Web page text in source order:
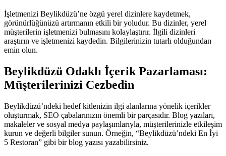
İşletmenizi Beylikdüzü’ne özgü yerel dizinlere kaydetmek,
görünürlüğünüzü artırmanın etkili bir yoludur. Bu dizinler, yerel
müşterilerin işletmenizi bulmasını kolaylaştırır. İlgili dizinleri
araştırın ve işletmenizi kaydedin. Bilgilerinizin tutarlı olduğundan
emin olun.
Beylikdüzü Odaklı İçerik Pazarlaması:
Müşterilerinizi Cezbedin
Beylikdüzü’ndeki hedef kitlenizin ilgi alanlarına yönelik içerikler
oluşturmak, SEO çabalarınızın önemli bir parçasıdır. Blog yazıları,
makaleler ve sosyal medya paylaşımlarıyla, müşterilerinizle etkileşim
kurun ve değerli bilgiler sunun. Örneğin, “Beylikdüzü’ndeki En İyi
5 Restoran” gibi bir blog yazısı yazabilirsiniz.